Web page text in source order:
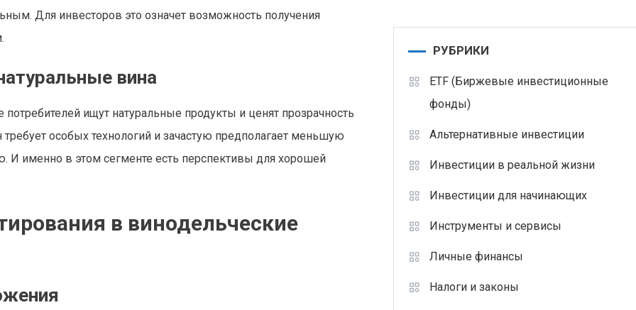
Для инвесторов это означет возможность получения
вина
ищут натуральные продукты и ценят прозрачность
особых технологий и зачастую предполагает меньшую
И именно в этом сегменте есть перспективы для хорошей
в винодельческие
РУБРИКИ
ETF (Биржевые инвестиционные
фонды)
Альтернативные инвестиции
Инвестиции в реальной жизни
Инвестиции для начинающих
Инструменты и сервисы
Личные финансы
Налоги и законы